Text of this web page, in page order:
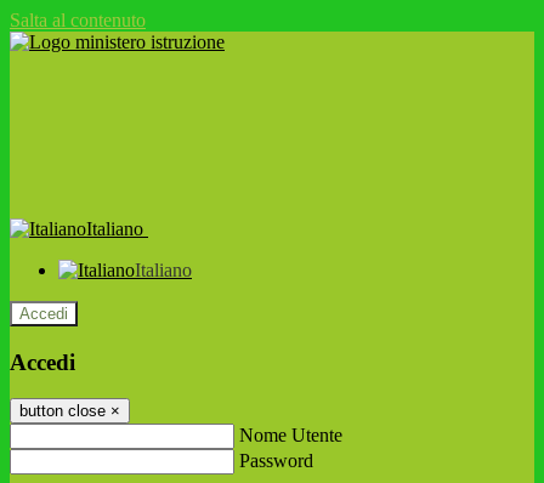
Salta al contenuto
Italiano
Italiano
Accedi
Accedi
button close ×
Nome Utente
Password